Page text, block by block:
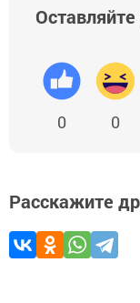
0 0
Расскажите